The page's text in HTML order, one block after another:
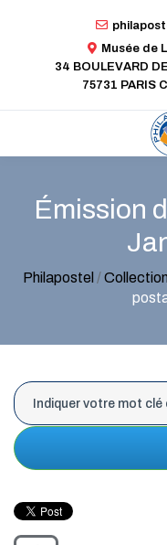
Musée de
34 BOULEVARD
75731 PARIS
Émission
Philapostel /